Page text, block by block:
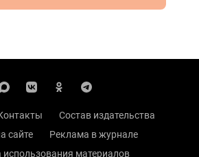
Состав издательства
сайте
Реклама в журнале
использования материалов